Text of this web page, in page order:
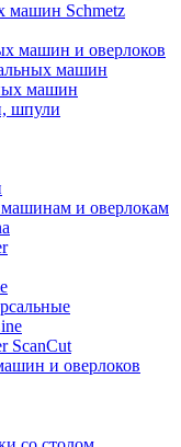
машин Schmetz
машин и оверлоков
машин
машин
шпули
и оверлокам
ScanCut
и оверлоков